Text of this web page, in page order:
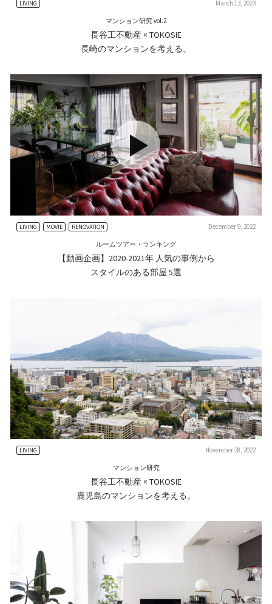
LIVING March 13, 2023
マンション研究 vol.2
長谷工不動産 × TOKOSIE
長崎のマンションを考える。
LIVING MOVIE RENOVATION December 9, 2022
ルームツアー・ランキング
【動画企画】2020-2021年 人気の事例から
スタイルのある部屋 5選
LIVING November 28, 2022
マンション研究
長谷工不動産 × TOKOSIE
鹿児島のマンションを考える。